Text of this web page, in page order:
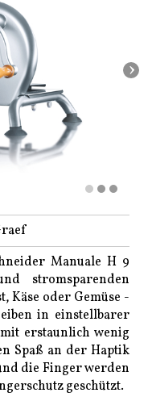
›
Manuale H 9
stromsparenden
Käse oder Gemüse -
in einstellbarer
erstaunlich wenig
Spaß an der Haptik
die Finger werden
geschützt.